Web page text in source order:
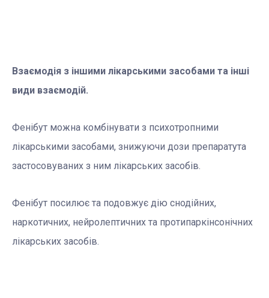
Взаємодія з іншими лікарськими засобами та інші
види взаємодій.
Фенібут можна комбінувати з психотропними
лікарськими засобами, знижуючи дози препаратута
застосовуваних з ним лікарських засобів.
Фенібут посилює та подовжує дію снодійних,
наркотичних, нейролептичних та протипаркінсонічних
лікарських засобів.